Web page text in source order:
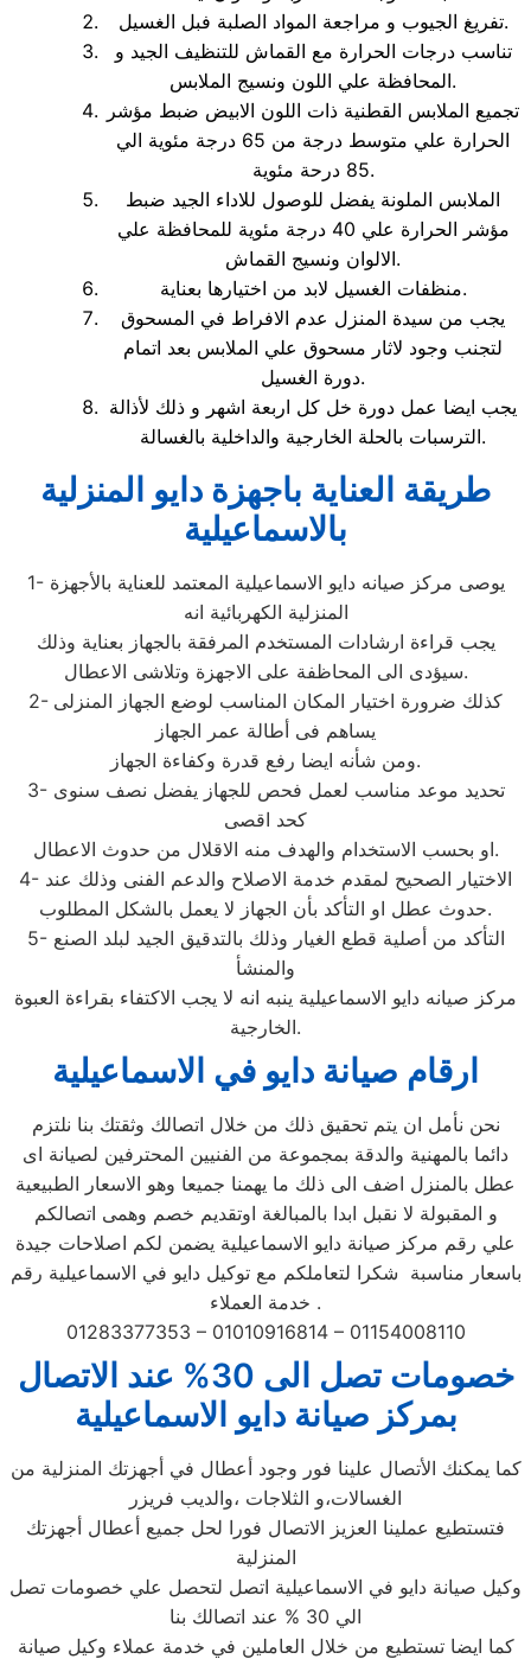
تفريغ الجيوب و مراجعة المواد الصلبة فبل الغسيل.
تناسب درجات الحرارة مع القماش للتنظيف الجيد و
المحافظة علي اللون ونسيج الملابس.
تجميع الملابس القطنية ذات اللون الابيض ضبط مؤشر
الحرارة علي متوسط درجة من 65 درجة مئوية الي
85 درحة مئوية.
الملابس الملونة يفضل للوصول للاداء الجيد ضبط
مؤشر الحرارة علي 40 درجة مئوية للمحافظة علي
الالوان ونسيج القماش.
منظفات الغسيل لابد من اختيارها بعناية.
يجب من سيدة المنزل عدم الافراط في المسحوق
لتجنب وجود لاثار مسحوق علي الملابس بعد اتمام
دورة الغسيل.
يجب ايضا عمل دورة خل كل اربعة اشهر و ذلك لأذالة
الترسبات بالحلة الخارجية والداخلية بالغسالة.
طريقة العناية باجهزة دايو المنزلية
بالاسماعيلية
1- يوصى مركز صيانه دايو الاسماعيلية المعتمد للعناية بالأجهزة
المنزلية الكهربائية انه
يجب قراءة ارشادات المستخدم المرفقة بالجهاز بعناية وذلك
سيؤدى الى المحاظفة على الاجهزة وتلاشى الاعطال.
2- كذلك ضرورة اختيار المكان المناسب لوضع الجهاز المنزلى
يساهم فى أطالة عمر الجهاز
ومن شأنه ايضا رفع قدرة وكفاءة الجهاز.
3- تحديد موعد مناسب لعمل فحص للجهاز يفضل نصف سنوى
كحد اقصى
او بحسب الاستخدام والهدف منه الاقلال من حدوث الاعطال.
4- الاختيار الصحيح لمقدم خدمة الاصلاح والدعم الفنى وذلك عند
حدوث عطل او التأكد بأن الجهاز لا يعمل بالشكل المطلوب.
5- التأكد من أصلية قطع الغيار وذلك بالتدقيق الجيد لبلد الصنع
والمنشأ
مركز صيانه دايو الاسماعيلية ينبه انه لا يجب الاكتفاء بقراءة العبوة
الخارجية.
ارقام صيانة دايو في الاسماعيلية
نحن نأمل ان يتم تحقيق ذلك من خلال اتصالك وثقتك بنا نلتزم
دائما بالمهنية والدقة بمجموعة من الفنيين المحترفين لصيانة اى
عطل بالمنزل اضف الى ذلك ما يهمنا جميعا وهو الاسعار الطبيعية
و المقبولة لا نقبل ابدا بالمبالغة اوتقديم خصم وهمى اتصالكم
علي رقم مركز صيانة دايو الاسماعيلية يضمن لكم اصلاحات جيدة
باسعار مناسبة شكرا لتعاملكم مع توكيل دايو في الاسماعيلية رقم
خدمة العملاء .
01283377353 – 01010916814 – 01154008110
خصومات تصل الى 30% عند الاتصال
بمركز صيانة دايو الاسماعيلية
كما يمكنك الأتصال علينا فور وجود أعطال في أجهزتك المنزلية من
الغسالات،و الثلاجات ،والديب فريزر
فتستطيع عملينا العزيز الاتصال فورا لحل جميع أعطال أجهزتك
المنزلية
وكيل صيانة دايو في الاسماعيلية اتصل لتحصل علي خصومات تصل
الي 30 % عند اتصالك بنا
كما ايضا تستطيع من خلال العاملين في خدمة عملاء وكيل صيانة